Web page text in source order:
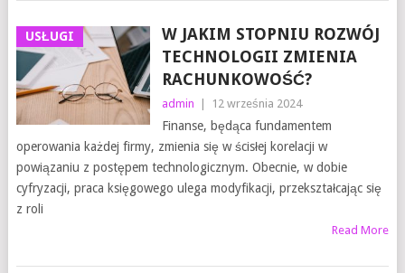
USŁUGI
W JAKIM STOPNIU ROZWÓJ
TECHNOLOGII ZMIENIA
RACHUNKOWOŚĆ?
admin 12 września 2024
Finanse, będąca fundamentem
operowania każdej firmy, zmienia się w ścisłej korelacji w
powiązaniu z postępem technologicznym. Obecnie, w dobie
cyfryzacji, praca księgowego ulega modyfikacji, przekształcając się
z roli
Read More